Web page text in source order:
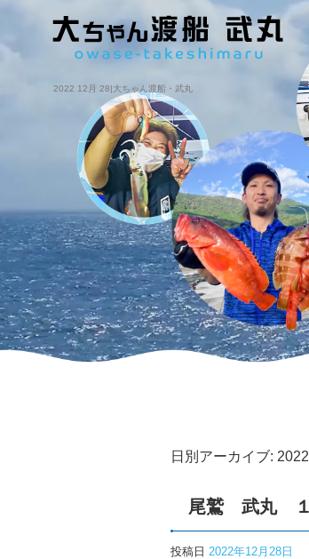
2022 12月 28|大ちゃん渡船・武丸
日別アーカイブ:
尾鷲 武丸 １
投稿日 2022年12月28日